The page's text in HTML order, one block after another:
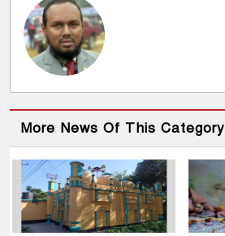
More News Of This Category